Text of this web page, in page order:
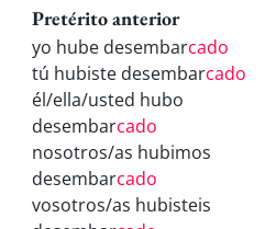
Pretérito anterior
yo hube desembarcado
tú hubiste desembarcado
él/ella/usted hubo
desembarcado
nosotros/as hubimos
desembarcado
vosotros/as hubisteis